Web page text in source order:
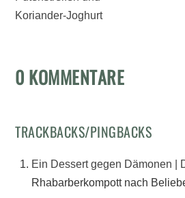
Koriander-Joghurt
0 KOMMENTARE
TRACKBACKS/PINGBACKS
Ein Dessert gegen Dämonen |
Rhabarberkompott nach